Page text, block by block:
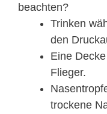
beachten?
Trinken
den
Eine
Flieger.
trockene